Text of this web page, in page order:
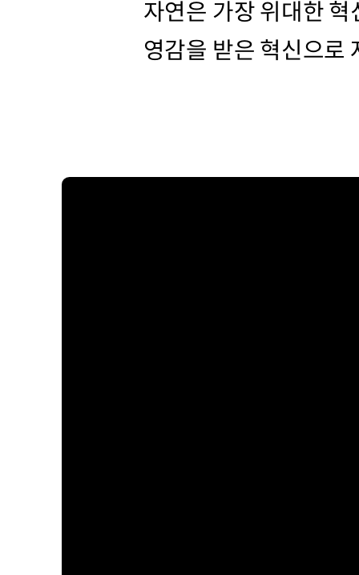
자연은 가장 위대한
영감을 받은 혁신으로